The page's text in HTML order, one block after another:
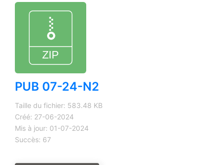
PUB 07-24-N2
Taille du fichier: 583.48 KB
Créé: 27-06-2024
Mis à jour: 01-07-2024
Succès: 67